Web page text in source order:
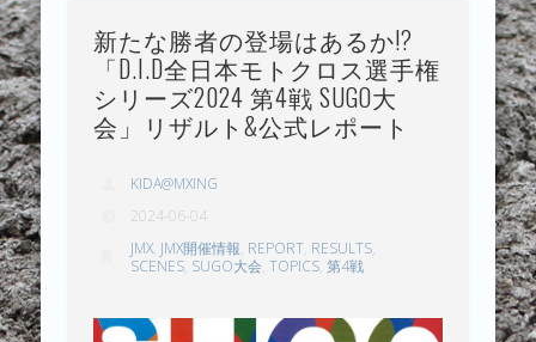
新たな勝者の登場はあるか!?
「D.I.D全日本モトクロス選手権
シリーズ2024 第4戦 SUGO大
会」リザルト&公式レポート
KIDA@MXING
2024-06-04
JMX, JMX開催情報, REPORT, RESULTS,
SCENES, SUGO大会,TOPICS,第4戦